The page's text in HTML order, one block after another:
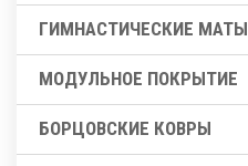
ГИМНАСТИЧЕСКИЕ МАТЫ
МОДУЛЬНОЕ ПОКРЫТИЕ
БОРЦОВСКИЕ КОВРЫ